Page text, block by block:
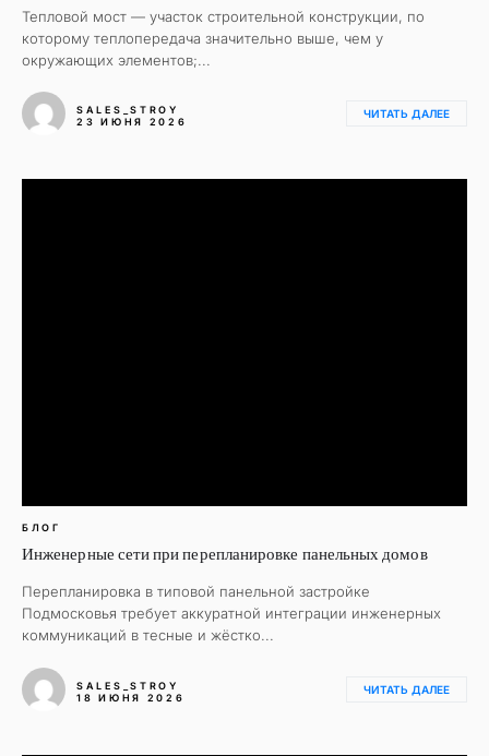
Тепловой мост — участок строительной конструкции, по
которому теплопередача значительно выше, чем у
окружающих элементов;...
SALES_STROY
23 ИЮНЯ 2026
ЧИТАТЬ ДАЛЕЕ
БЛОГ
Инженерные сети при перепланировке панельных домов
Перепланировка в типовой панельной застройке
Подмосковья требует аккуратной интеграции инженерных
коммуникаций в тесные и жёстко...
SALES_STROY
18 ИЮНЯ 2026
ЧИТАТЬ ДАЛЕЕ